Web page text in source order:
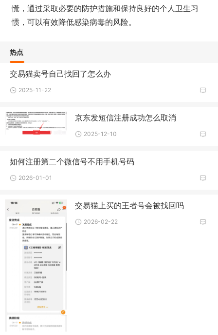
慌，通过采取必要的防护措施和保持良好的个人卫生习
惯，可以有效降低感染病毒的风险。
热点
交易猫卖号自己找回了怎么办
2025-11-22
京东发短信注册成功怎么取消
2025-12-10
如何注册第二个微信号不用手机号码
2026-01-01
交易猫上买的王者号会被找回吗
2026-02-22